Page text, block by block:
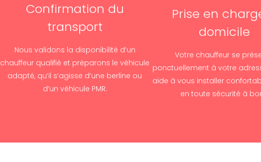
Confirmation du
transport
Nous validons la disponibilité d’un
chauffeur qualifié et préparons le véhicule
adapté, qu’il s’agisse d’une berline ou
d’un véhicule PMR.
Prise en
domicile
Votre chauffeur se
ponctuellement à votre
aide à vous installer
en toute sécurité à